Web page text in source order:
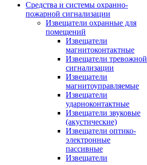
Средства и системы охранно-
пожарной сигнализации
Извещатели охранные для
помещений
Извещатели
магнитоконтактные
Извещатели тревожной
сигнализации
Извещатели
магнитоуправляемые
Извещатели
ударноконтактные
Извещатели звуковые
(акустические)
Извещатели оптико-
электронные
пассивные
Извещатели